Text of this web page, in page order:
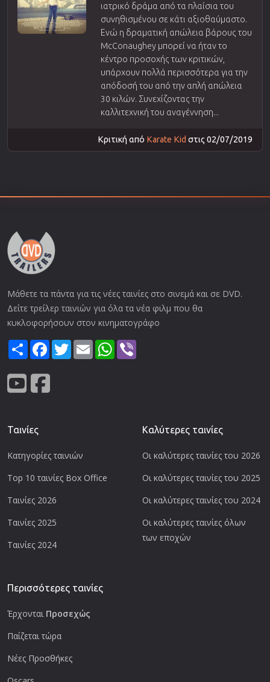
ιατρικό δράμα από τα πλαίσια του
συνηθισμένου σε κάτι αξιοθαύμαστο.
Ενώ η δραματική απώλεια βάρους του
McConaughey μπορεί να ήταν το
κέντρο προσοχής των κριτικών,
υπάρχουν πολλά περισσότερα για την
απόδοσή του από την απλή απώλεια
30 κιλών. Συνεχίζοντας την
καλλιτεχνική του αναγέννηση...
Κριτική από Karate Kid στις 02/07/2019
Μάθετε τα πάντα για τις νέες ταινίες στο σινεμά και σε DVD.
Δείτε τρείλερ ταινιών για όλα τα νέα φιλμ που θα
κυκλοφορήσουν στον κινηματογράφο
ShareFacebook
TwitterEmail WhatsApp
Ταινίες
Κατηγορίες ταινιών
Top 10 ταινίες Box Office
Ταινίες 2026
Ταινίες 2025
Ταινίες 2024
Καλύτερες ταινίες
Οι καλύτερες ταινίες του 2026
Οι καλύτερες ταινίες του 2025
Οι καλύτερες ταινίες του 2024
Οι καλύτερες ταινίες όλων
των εποχών
Περισσότερες ταινίες
Έρχονται Προσεχώς
Παίζεται τώρα
Νέες Προσθήκες